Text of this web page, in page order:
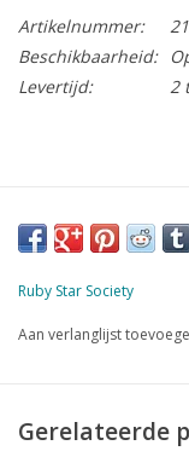
Artikelnummer:
Beschikbaarheid:
Levertijd:
2
Ruby Star Society
Aan verlanglijst
Gerelateerde